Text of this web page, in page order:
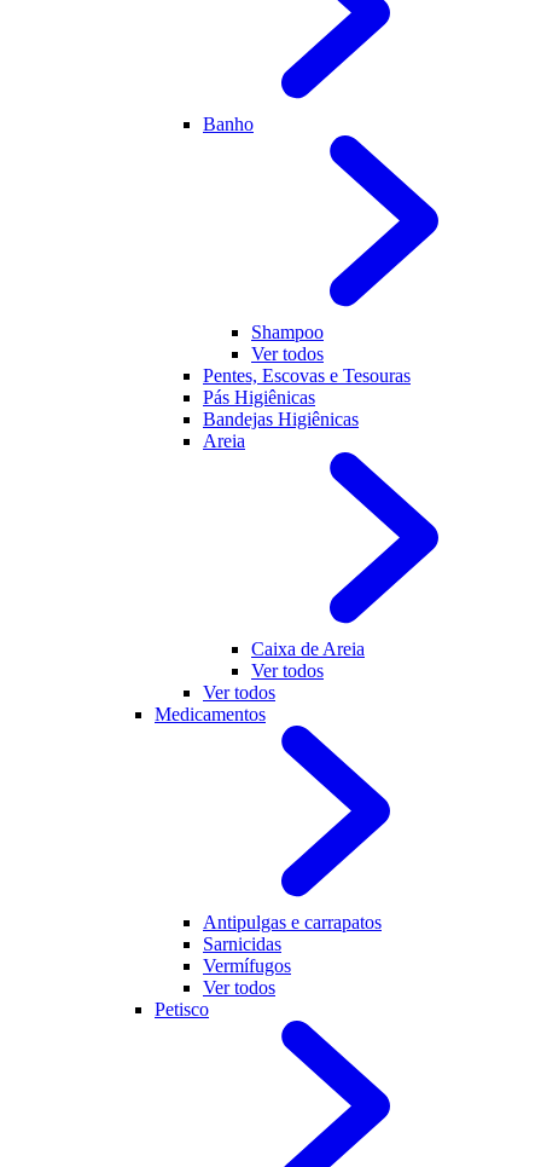
Banho
Shampoo
Ver todos
Pentes, Escovas e Tesouras
Pás Higiênicas
Bandejas Higiênicas
Areia
Caixa de Areia
Ver todos
Ver todos
Medicamentos
Antipulgas e carrapatos
Sarnicidas
Vermífugos
Ver todos
Petisco